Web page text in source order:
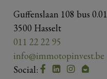
Guffenslaan 108 bus 0.01
3500 Hasselt
011 22 22 95
info@immotopinvest.be
Social: